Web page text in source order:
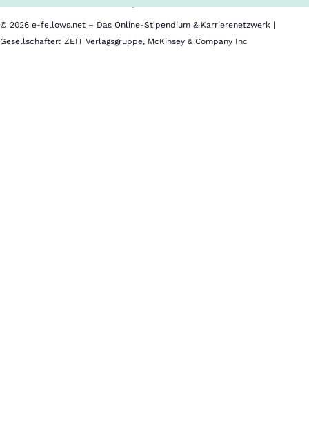
© 2026 e-fellows.net – Das Online-Stipendium & Karrierenetzwerk |
Gesellschafter: ZEIT Verlagsgruppe, McKinsey & Company Inc